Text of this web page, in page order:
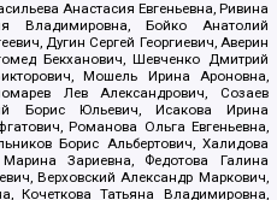
Анастасия Евгеньевна, Ривина
Владимировна, Бойко Анатолий
Дугин Сергей Георгиевич, Аверин
Бекханович, Шевченко Дмитрий
Мошель Ирина Ароновна,
Лев Александрович, Созаев
Борис Юльевич, Исакова Ирина
Романова Ольга Евгеньевна,
Борис Альбертович, Халидова
Зариевна, Федотова Галина
Верховский Александр Маркович,
Кочеткова Татьяна Владимировна,